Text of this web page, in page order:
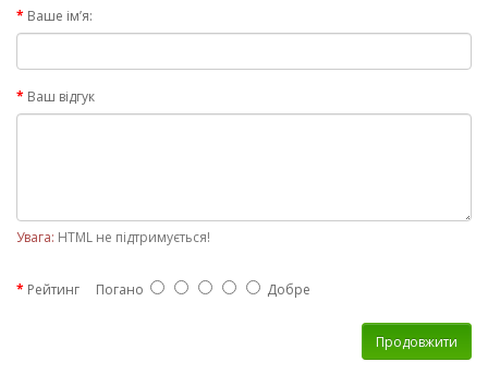
Ваше ім’я:
Ваш відгук
Увага: HTML не підтримується!
Рейтинг Погано Добре
Продовжити